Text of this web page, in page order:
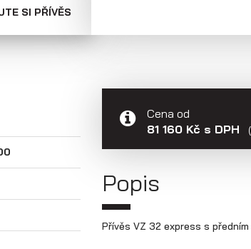
SI PŘÍVĚS
Cena od
81 160 Kč s DPH
Popis
Přívěs VZ 32 express s